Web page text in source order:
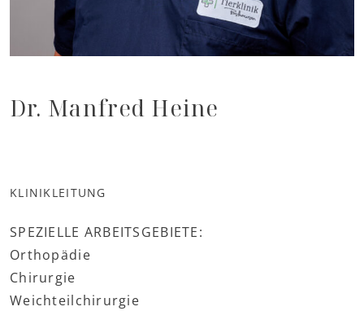
Dr. Manfred Heine
KLINIKLEITUNG
SPEZIELLE ARBEITSGEBIETE:
Orthopädie
Chirurgie
Weichteilchirurgie